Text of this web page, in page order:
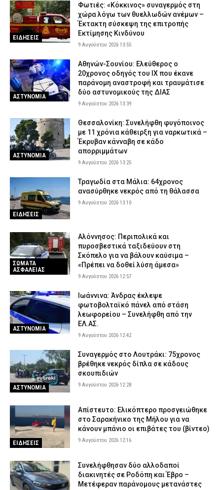
ΕΙΔΗΣΕΙΣ
Φωτιές: «Κόκκινος» συναγερμός στη
χώρα λόγω των θυελλωδών ανέμων –
Έκτακτη σύσκεψη της επιτροπής
Εκτίμησης Κινδύνου
9 Αυγούστου 2026 13:55
ΑΣΤΥΝΟΜΙΑ
Αθηνών-Σουνίου: Ελεύθερος ο
20χρονος οδηγός του ΙΧ που έκανε
παράνομη αναστροφή και τραυμάτισε
δύο αστυνομικούς της ΔΙΑΣ
9 Αυγούστου 2026 13:39
ΑΣΤΥΝΟΜΙΑ
Θεσσαλονίκη: Συνελήφθη φυγόποινος
με 11 χρόνια κάθειρξη για ναρκωτικά –
Έκρυβαν κάνναβη σε κάδο
απορριμμάτων
9 Αυγούστου 2026 13:25
ΕΙΔΗΣΕΙΣ
Τραγωδία στα Μάλια: 64χρονος
ανασύρθηκε νεκρός από τη θάλασσα
9 Αυγούστου 2026 13:10
ΣΩΜΑΤΑ
ΑΣΦΑΛΕΙΑΣ
Αλόννησος: Περιπολικά και
πυροσβεστικά ταξιδεύουν στη
Σκόπελο για να βάλουν καύσιμα –
«Πρέπει να δοθεί λύση άμεσα»
9 Αυγούστου 2026 12:57
ΑΣΤΥΝΟΜΙΑ
Ιωάννινα: Άνδρας έκλεψε
φωτοβολταϊκό πάνελ από στάση
λεωφορείου – Συνελήφθη από την
ΕΛ.ΑΣ.
9 Αυγούστου 2026 12:42
ΑΣΤΥΝΟΜΙΑ
Συναγερμός στο Λουτράκι: 75χρονος
βρέθηκε νεκρός δίπλα σε κάδους
σκουπιδιών
9 Αυγούστου 2026 12:28
ΕΙΔΗΣΕΙΣ
Απίστευτο: Ελικόπτερο προσγειώθηκε
στο Σαρακήνικο της Μήλου για να
κάνουν μπάνιο οι επιβάτες του (βίντεο)
9 Αυγούστου 2026 12:16
Συνελήφθησαν δύο αλλοδαποί
διακινητές σε Ροδόπη και Έβρο –
Μετέφεραν παράνομους μετανάστες